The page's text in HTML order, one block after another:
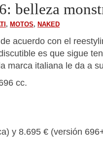
belleza
, MOTOS, NAKED
acuerdo con el
es que sigue
marca italiana le da a
cc.
y 8.695 € (versión